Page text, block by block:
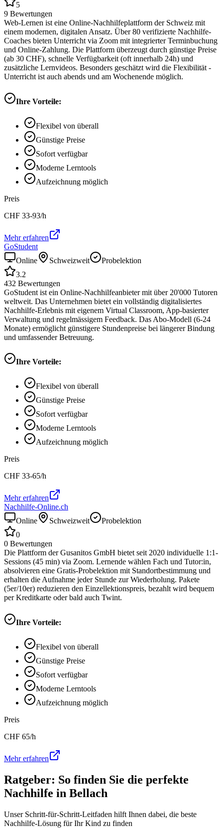
5
9 Bewertungen
Web-Lernen ist eine Online-Nachhilfeplattform der Schweiz mit
einem modernen, digitalen Ansatz. Über 80 verifizierte Nachhilfe-
Coaches bieten Unterricht via Zoom mit integrierter Terminbuchung
und Online-Zahlung. Die Plattform überzeugt durch günstige Preise
(ab 30 CHF), schnelle Verfügbarkeit (oft innerhalb 24h) und
zusätzliche Lernvideos. Besonders geschätzt wird die Flexibilität -
Unterricht ist auch abends und am Wochenende möglich.
Ihre Vorteile:
Flexibel von überall
Günstige Preise
Sofort verfügbar
Moderne Lerntools
Aufzeichnung möglich
Preis
CHF 33-93/h
Mehr erfahren
GoStudent
Online
Schweizweit
Probelektion
3.2
432 Bewertungen
GoStudent ist ein Online-Nachhilfeanbieter mit über 20'000 Tutoren
weltweit. Das Unternehmen bietet ein vollständig digitalisiertes
Nachhilfe-Erlebnis mit eigenem Virtual Classroom, App-basierter
Verwaltung und regelmässigem Feedback. Das Abo-Modell (6-24
Monate) ermöglicht günstigere Stundenpreise bei längerer Bindung
und umfassender Betreuung.
Ihre Vorteile:
Flexibel von überall
Günstige Preise
Sofort verfügbar
Moderne Lerntools
Aufzeichnung möglich
Preis
CHF 33-65/h
Mehr erfahren
Nachhilfe-Online.ch
Online
Schweizweit
Probelektion
0
0 Bewertungen
Die Plattform der Gusanitos GmbH bietet seit 2020 individuelle 1:1-
Sessions (45 min) via Zoom. Lernende wählen Fach und Tutor:in,
absolvieren eine Gratis-Probelektion mit Standortbestimmung und
erhalten die Aufnahme jeder Stunde zur Wiederholung. Pakete
(5er/10er) reduzieren den Einzellektionspreis, bezahlt wird bequem
per Kreditkarte oder bald auch Twint.
Ihre Vorteile:
Flexibel von überall
Günstige Preise
Sofort verfügbar
Moderne Lerntools
Aufzeichnung möglich
Preis
CHF 65/h
Mehr erfahren
Ratgeber: So finden Sie die perfekte
Nachhilfe in Bellach
Unser Schritt-für-Schritt-Leitfaden hilft Ihnen dabei, die beste
Nachhilfe-Lösung für Ihr Kind zu finden